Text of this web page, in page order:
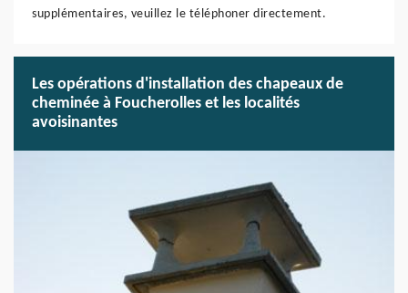
supplémentaires, veuillez le téléphoner directement.
Les opérations d'installation des chapeaux de
cheminée à Foucherolles et les localités
avoisinantes